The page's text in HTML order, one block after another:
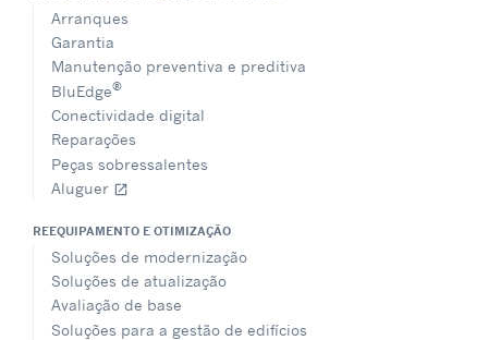
Arranques
Garantia
Manutenção preventiva e preditiva
BluEdge®
Conectividade digital
Reparações
Peças sobressalentes
Aluguer open_in_new
REEQUIPAMENTO E OTIMIZAÇÃO
Soluções de modernização
Soluções de atualização
Avaliação de base
Soluções para a gestão de edifícios